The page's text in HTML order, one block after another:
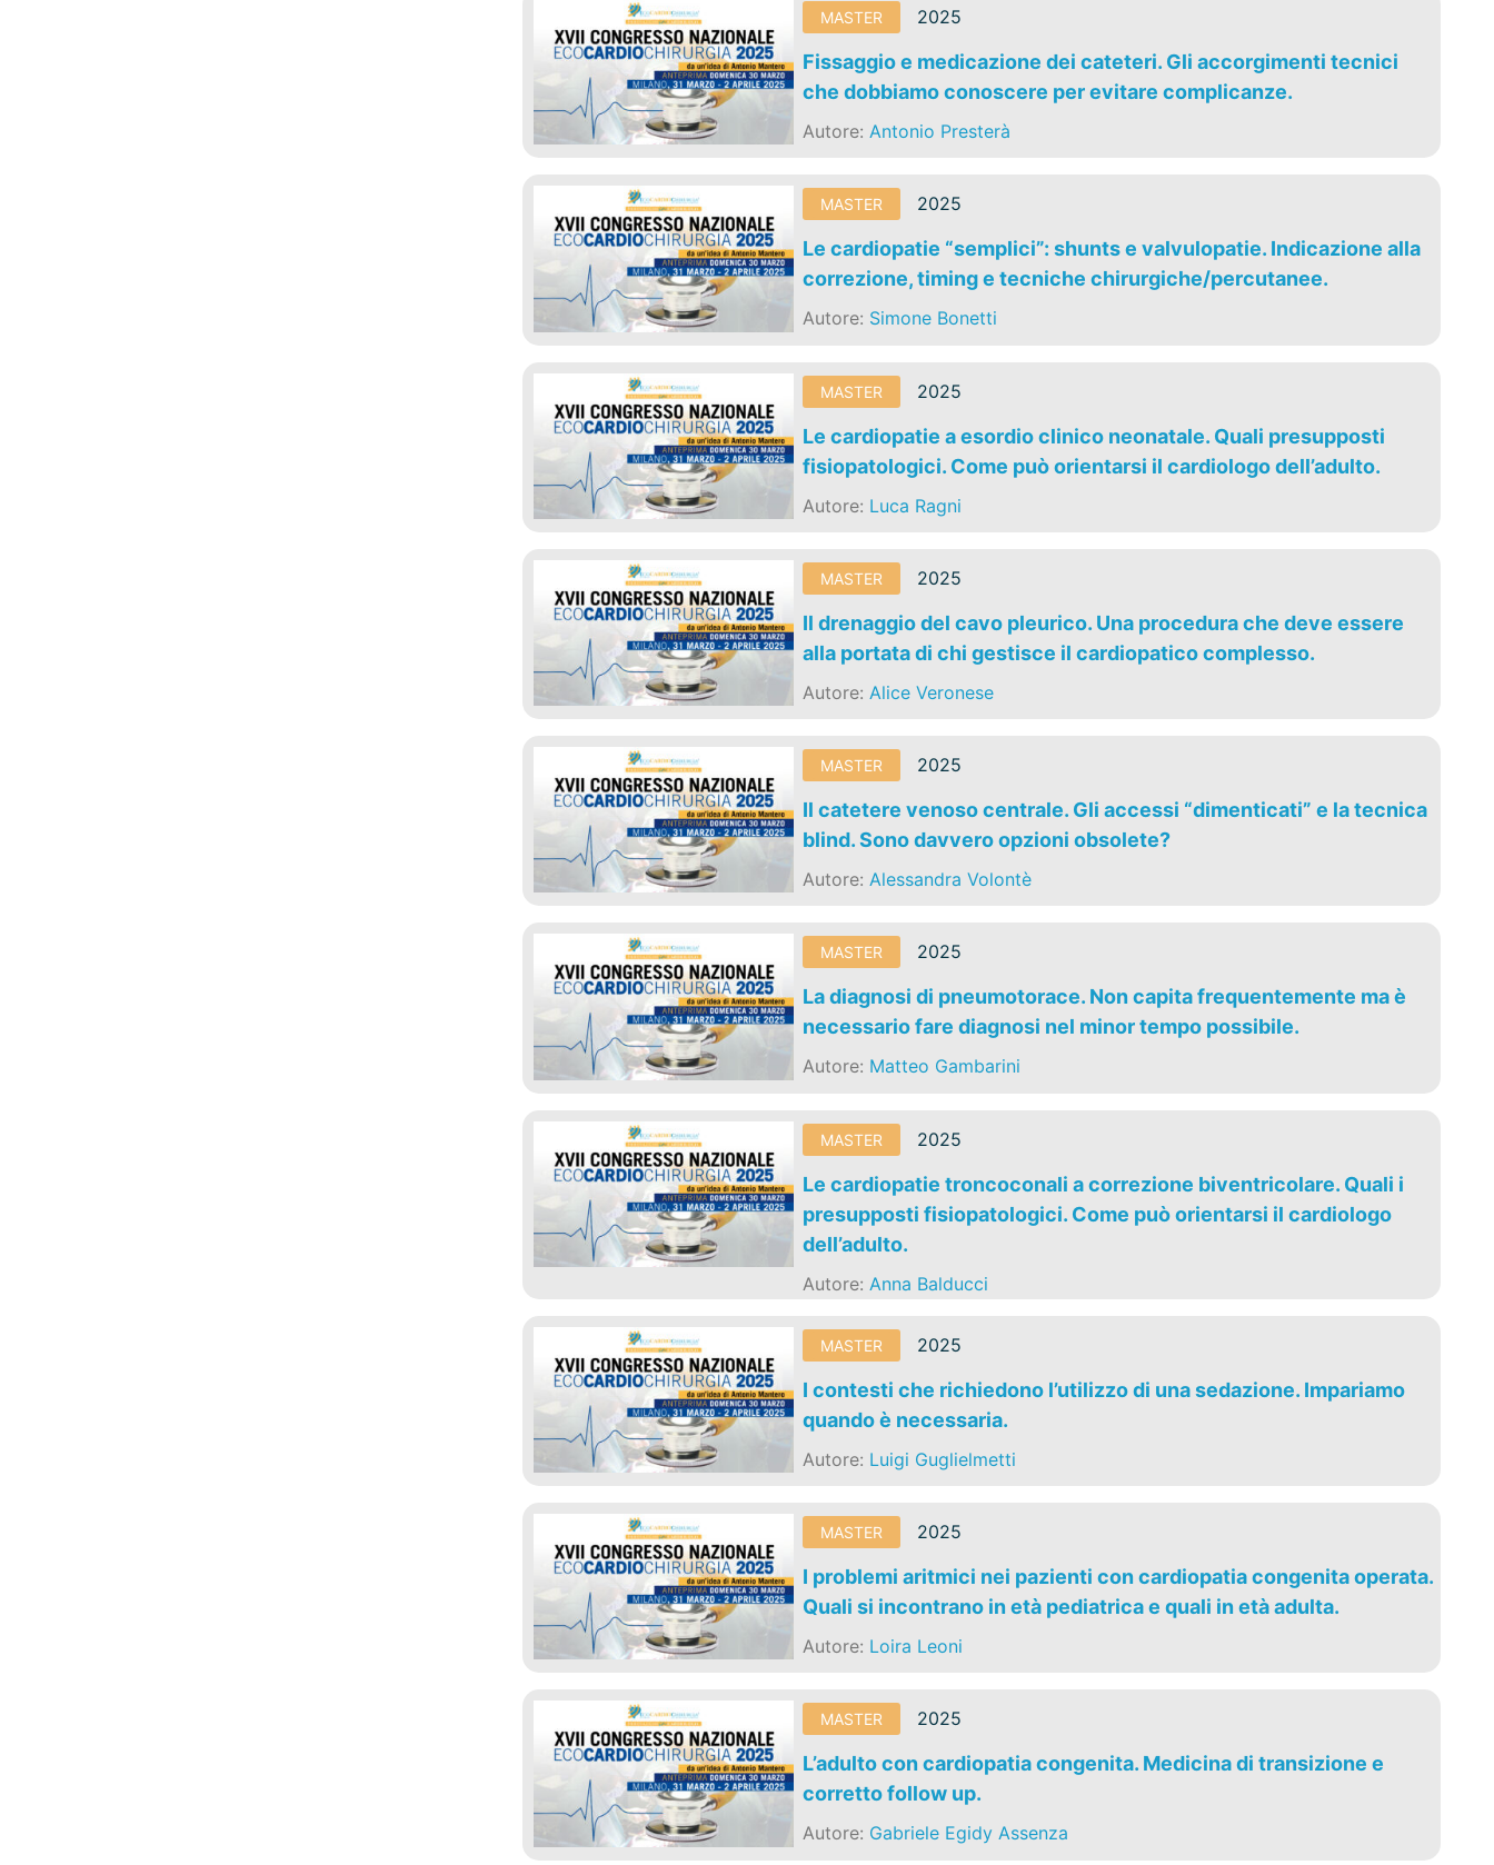
MASTER 2025
Fissaggio e medicazione dei cateteri. Gli accorgimenti tecnici
che dobbiamo conoscere per evitare complicanze.
Autore: Antonio Presterà
MASTER 2025
Le cardiopatie “semplici”: shunts e valvulopatie. Indicazione alla
correzione, timing e tecniche chirurgiche/percutanee.
Autore: Simone Bonetti
MASTER 2025
Le cardiopatie a esordio clinico neonatale. Quali presupposti
fisiopatologici. Come può orientarsi il cardiologo dell’adulto.
Autore: Luca Ragni
MASTER 2025
Il drenaggio del cavo pleurico. Una procedura che deve essere
alla portata di chi gestisce il cardiopatico complesso.
Autore: Alice Veronese
MASTER 2025
Il catetere venoso centrale. Gli accessi “dimenticati” e la tecnica
blind. Sono davvero opzioni obsolete?
Autore: Alessandra Volontè
MASTER 2025
La diagnosi di pneumotorace. Non capita frequentemente ma è
necessario fare diagnosi nel minor tempo possibile.
Autore: Matteo Gambarini
MASTER 2025
Le cardiopatie troncoconali a correzione biventricolare. Quali i
presupposti fisiopatologici. Come può orientarsi il cardiologo
dell’adulto.
Autore: Anna Balducci
MASTER 2025
I contesti che richiedono l’utilizzo di una sedazione. Impariamo
quando è necessaria.
Autore: Luigi Guglielmetti
MASTER 2025
I problemi aritmici nei pazienti con cardiopatia congenita operata.
Quali si incontrano in età pediatrica e quali in età adulta.
Autore: Loira Leoni
MASTER 2025
L’adulto con cardiopatia congenita. Medicina di transizione e
corretto follow up.
Autore: Gabriele Egidy Assenza